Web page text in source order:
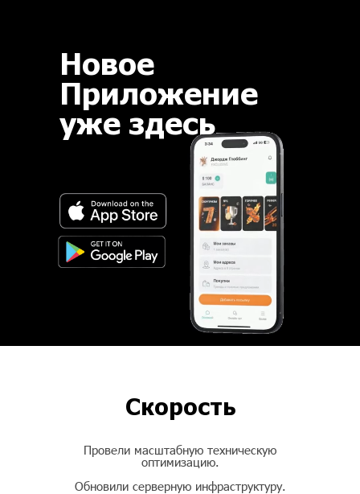
Новое
Приложение
уже здесь
Скорость
Провели масштабную техническую
оптимизацию.
Обновили серверную инфраструктуру.